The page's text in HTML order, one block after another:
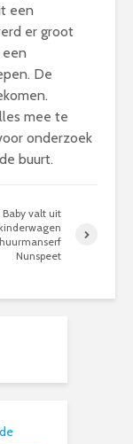
een
er groot
De
mee te
onderzoek
buurt.
Baby valt uit
kinderwagen
Nunspeet